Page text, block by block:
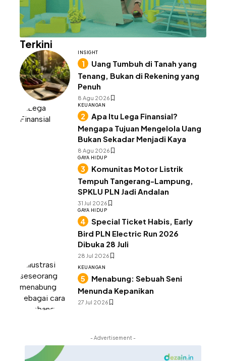
Terkini
INSIGHT
Uang Tumbuh di Tanah yang
Tenang, Bukan di Rekening yang
Penuh
8 Agu 2026
KEUANGAN
Apa Itu Lega Finansial?
Mengapa Tujuan Mengelola Uang
Bukan Sekadar Menjadi Kaya
8 Agu 2026
GAYA HIDUP
Komunitas Motor Listrik
Tempuh Tangerang-Lampung,
SPKLU PLN Jadi Andalan
31 Jul 2026
GAYA HIDUP
Special Ticket Habis, Early
Bird PLN Electric Run 2026
Dibuka 28 Juli
28 Jul 2026
KEUANGAN
Menabung: Sebuah Seni
Menunda Kepanikan
27 Jul 2026
- Advertisement -